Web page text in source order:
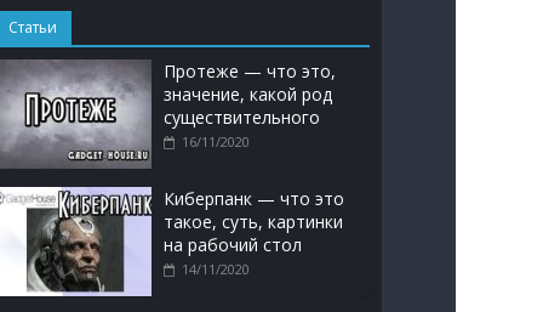
Статьи
Протеже — что это,
значение, какой род
существительного
16/11/2020
Киберпанк — что это
такое, суть, картинки
на рабочий стол
14/11/2020